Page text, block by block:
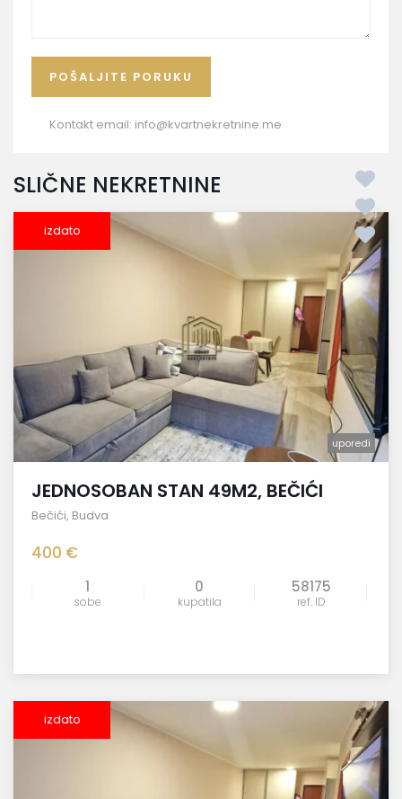
Kontakt email: info@kvartnekretnine.me
SLIČNE NEKRETNINE
izdato
uporedi
JEDNOSOBAN STAN 49M2, BEČIĆI
Bečići, Budva
400 €
1
sobe
0
kupatila
58175
ref. ID
izdato